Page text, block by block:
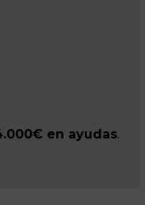
en ayudas.